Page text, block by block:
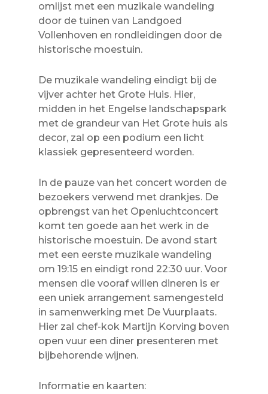
omlijst met een muzikale wandeling
door de tuinen van Landgoed
Vollenhoven en rondleidingen door de
historische moestuin.
De muzikale wandeling eindigt bij de
vijver achter het Grote Huis. Hier,
midden in het Engelse landschapspark
met de grandeur van Het Grote huis als
decor, zal op een podium een licht
klassiek gepresenteerd worden.
In de pauze van het concert worden de
bezoekers verwend met drankjes. De
opbrengst van het Openluchtconcert
komt ten goede aan het werk in de
historische moestuin. De avond start
met een eerste muzikale wandeling
om 19:15 en eindigt rond 22:30 uur. Voor
mensen die vooraf willen dineren is er
een uniek arrangement samengesteld
in samenwerking met De Vuurplaats.
Hier zal chef-kok Martijn Korving boven
open vuur een diner presenteren met
bijbehorende wijnen.
Informatie en kaarten: